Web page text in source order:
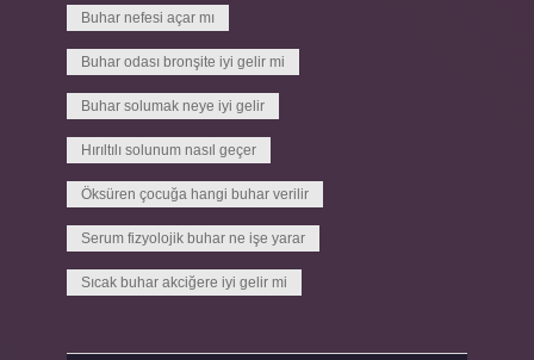
Buhar nefesi açar mı
Buhar odası bronşite iyi gelir mi
Buhar solumak neye iyi gelir
Hırıltılı solunum nasıl geçer
Öksüren çocuğa hangi buhar verilir
Serum fizyolojik buhar ne işe yarar
Sıcak buhar akciğere iyi gelir mi